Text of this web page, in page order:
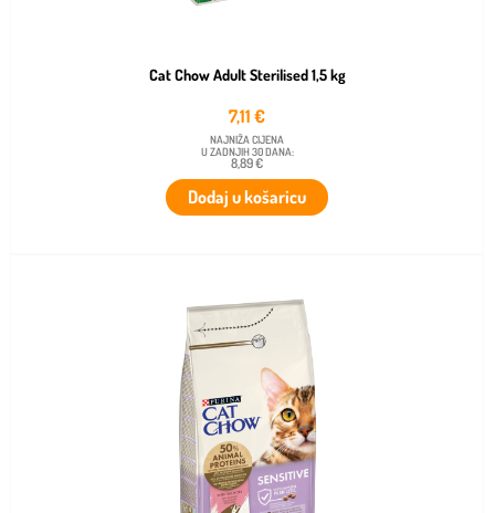
Cat Chow Adult Sterilised 1,5 kg
7,11 €
NAJNIŽA CIJENA
U ZADNJIH 30 DANA:
8,89 €
Dodaj u košaricu